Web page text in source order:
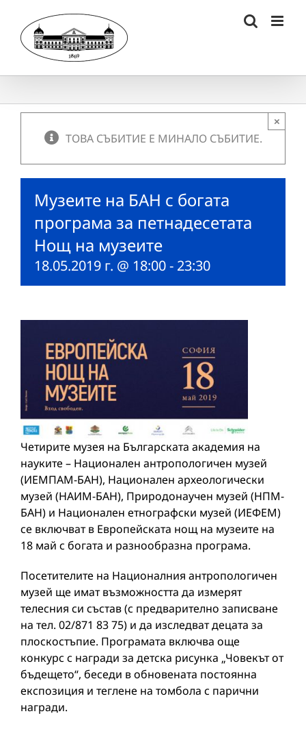
content
ТОВА СЪБИТИЕ Е МИНАЛО СЪБИТИЕ.
×
Музеите на БАН с богата
програма за петнадесетата
Нощ на музеите
18.05.2019 г. @ 18:00- 23:30
Четирите музея на Българската академия на
науките – Национален антропологичен музей
(ИЕМПАМ-БАН), Национален археологически
музей (НАИМ-БАН), Природонаучен музей (НПМ-
БАН) и Национален етнографски музей (ИЕФЕМ)
се включват в Европейската нощ на музеите на
18 май с богата и разнообразна програма.
Посетителите на Националния антропологичен
музей ще имат възможността да измерят
телесния си състав (с предварително записване
на тел. 02/871 83 75) и да изследват децата за
плоскостъпие. Програмата включва още
конкурс с награди за детска рисунка „Човекът от
бъдещето“, беседи в обновената постоянна
експозиция и теглене на томбола с парични
награди.